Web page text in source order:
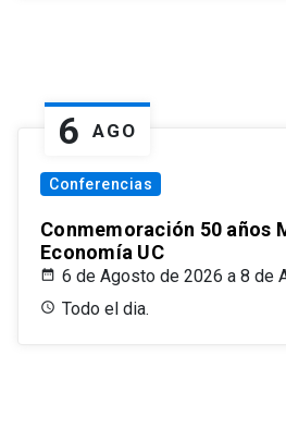
6 AGO
Conferencias
Conmemoración 50 años
Economía UC
6 de Agosto de 2026 a 8 de
Todo el dia.